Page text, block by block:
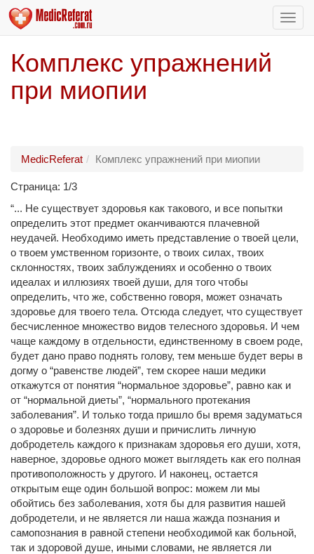
Комплекс упражнений
при миопии
MedicReferat Комплекс упражнений при миопии
Страница: 1/3
“... Не существует здоровья как такового, и все попытки
определить этот предмет оканчиваются плачевной
неудачей. Необходимо иметь представление о твоей цели,
о твоем умственном горизонте, о твоих силах, твоих
склонностях, твоих заблуждениях и особенно о твоих
идеалах и иллюзиях твоей души, для того чтобы
определить, что же, собственно говоря, может означать
здоровье для твоего тела. Отсюда следует, что существует
бесчисленное множество видов телесного здоровья. И чем
чаще каждому в отдельности, единственному в своем роде,
будет дано право поднять голову, тем меньше будет веры в
догму о “равенстве людей”, тем скорее наши медики
откажутся от понятия “нормальное здоровье”, равно как и
от “нормальной диеты”, “нормального протекания
заболевания”. И только тогда пришло бы время задуматься
о здоровье и болезнях души и причислить личную
добродетель каждого к признакам здоровья его души, хотя,
наверное, здоровье одного может выглядеть как его полная
противоположность у другого. И наконец, остается
открытым еще один большой вопрос: можем ли мы
обойтись без заболевания, хотя бы для развития нашей
добродетели, и не является ли наша жажда познания и
самопознания в равной степени необходимой как больной,
так и здоровой душе, иными словами, не является ли